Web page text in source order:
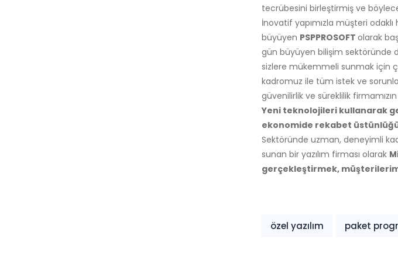
tecrübesini birleştirmiş ve
İnovatif yapımızla müşteri
büyüyen PSPPROSOFT olarak
gün büyüyen bilişim
sizlere mükemmeli sunmak için
kadromuz ile tüm istek ve
güvenilirlik ve süreklilik firmamızın
Yeni teknolojileri
ekonomide rekabet
Sektöründe uzman, deneyimli
sunan bir yazılım firması olarak
gerçekleştirmek,
özel yazılım paket